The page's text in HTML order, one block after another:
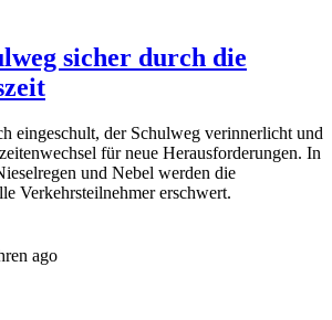
sicher durch die
eingeschult, der Schulweg verinnerlicht und
für neue Herausforderungen. In
und Nebel werden die
Verkehrsteilnehmer erschwert.
ago